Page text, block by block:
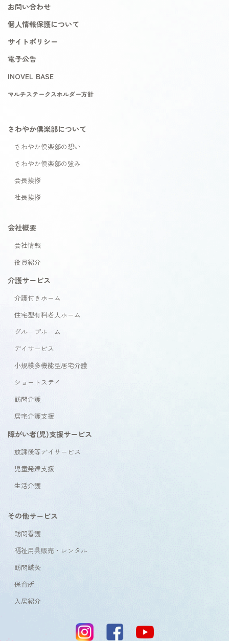
お問い合わせ
個人情報保護について
サイトポリシー
電子公告
INOVEL BASE
マルチステークスホルダー方針
さわやか倶楽部について
さわやか倶楽部の想い
さわやか倶楽部の強み
会長挨拶
社長挨拶
会社概要
会社情報
役員紹介
介護サービス
介護付きホーム
住宅型有料老人ホーム
グループホーム
デイサービス
小規模多機能型居宅介護
ショートステイ
訪問介護
居宅介護支援
障がい者(児)支援サービス
放課後等デイサービス
児童発達支援
生活介護
その他サービス
訪問看護
福祉用具販売・レンタル
訪問鍼灸
保育所
入居紹介